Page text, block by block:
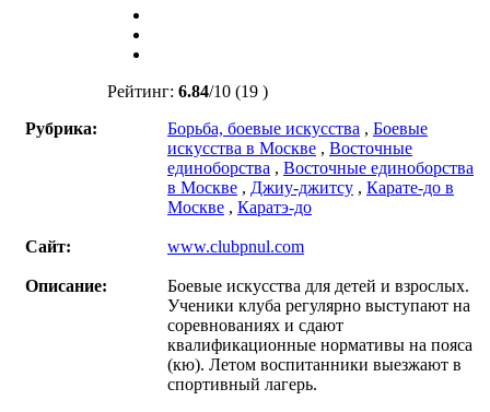
Рейтинг: 6.84/10 (19 )
Рубрика:
Борьба, боевые искусства , Боевые
искусства в Москве , Восточные
единоборства , Восточные единоборства
в Москве , Джиу-джитсу , Карате-до в
Москве , Каратэ-до
Сайт: www.clubpnul.com
Описание:
Боевые искусства для детей и взрослых.
Ученики клуба регулярно выступают на
соревнованиях и сдают
квалификационные нормативы на пояса
(кю). Летом воспитанники выезжают в
спортивный лагерь.